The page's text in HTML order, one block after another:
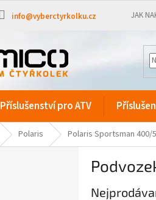
info@vyberctyrkolku.cz JAK
Příslušenství pro ATV
Polaris Polaris Sportsman 400/